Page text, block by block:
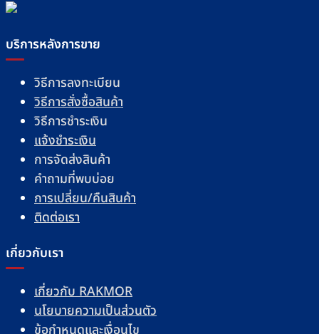
บริการหลังการขาย
วิธีการลงทะเบียน
วิธีการสั่งซื้อสินค้า
วิธีการชำระเงิน
แจ้งชำระเงิน
การจัดส่งสินค้า
คำถามที่พบบ่อย
การเปลี่ยน/คืนสินค้า
ติดต่อเรา
เกี่ยวกับเรา
เกี่ยวกับ RAKMOR
นโยบายความเป็นส่วนตัว
ข้อกำหนดและเงื่อนไข